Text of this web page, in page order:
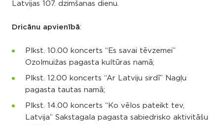
Latvijas 107. dzimšanas dienu.
Dricānu apvienībā:
Plkst. 10.00 koncerts “Es savai tēvzemei”
Ozolmuižas pagasta kultūras namā;
Plkst. 12.00 koncerts “Ar Latviju sirdī” Nagļu
pagasta tautas namā;
Plkst. 14.00 koncerts “Ko vēlos pateikt tev,
Latvija” Sakstagala pagasta sabiedrisko aktivitāšu